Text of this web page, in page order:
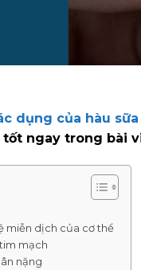
dụng của hàu
ngay trong bài
miễn dịch của cơ thể
mạch
nặng